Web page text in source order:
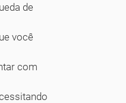
de
você
com